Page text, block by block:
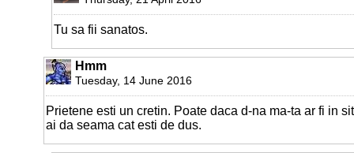
Tu sa fii sanatos.
Hmm
Tuesday, 14 June 2016
Prietene esti un cretin. Poate daca d-na ma-ta ar fi in
ai da seama cat esti de dus.